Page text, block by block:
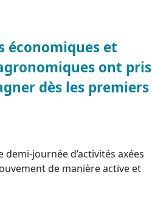
économiques et
ont pris
dès les premiers
journée d’activités axées
de manière active et